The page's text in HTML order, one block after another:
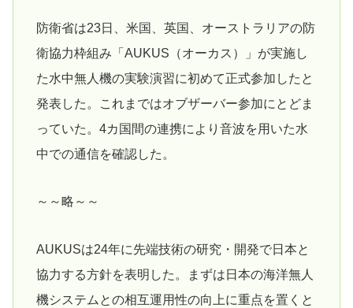
防衛省は23日、米国、英国、オーストラリアの防
衛協力枠組み「AUKUS（オーカス）」が実施し
た水中無人機の実験演習に初めて正式参加したと
発表した。これまではオブザーバー参加にとどま
っていた。4カ国間の連携により音波を用いた水
中での通信を確認した。
～～略～～
AUKUSは24年に先端技術の研究・開発で日本と
協力する方針を表明した。まずは日本の海洋無人
機システムとの相互運用性の向上に重点を置くと